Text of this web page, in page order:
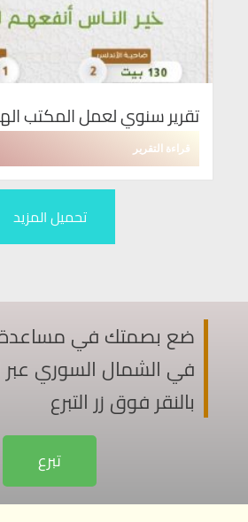
تقرير سنوي لعمل المكتب
قراءة التقرير
تحميل المزيد
ضع بصمتك في مساعدة
في الشمال السوري عبر
بالنقر فوق زر التبرع
تبرع